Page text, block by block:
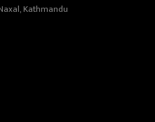
Kathmandu